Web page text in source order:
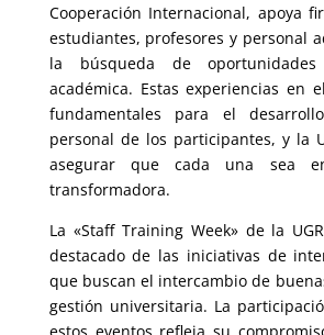
Cooperación Internacional, apoya
estudiantes, profesores y personal
la búsqueda de
académica. Estas experiencias en
fundamentales para el
personal de los participantes, y la
asegurar que cada una sea
transformadora.
La «Staff Training Week» de la
destacado de las iniciativas de
que buscan el intercambio de
gestión universitaria. La